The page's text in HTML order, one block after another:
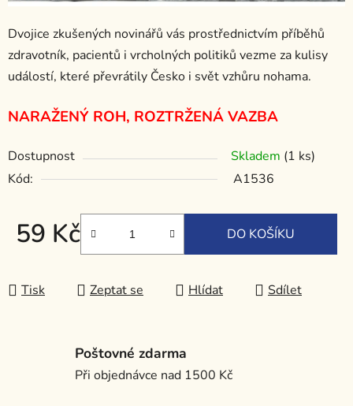
Dvojice zkušených novinářů vás prostřednictvím příběhů
zdravotník, pacientů i vrcholných politiků vezme za kulisy
událostí, které převrátily Česko i svět vzhůru nohama.
NARAŽENÝ ROH, ROZTRŽENÁ VAZBA
Dostupnost Skladem (1 ks)
Kód:
A1536
59 Kč
Měrná cena:
DO KOŠÍKU
Tisk Zeptat se Hlídat Sdílet
Poštovné zdarma
Při objednávce nad 1500 Kč